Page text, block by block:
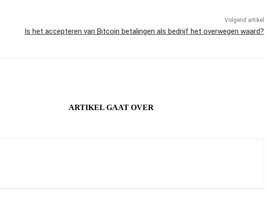
Volgend artikel
Is het accepteren van Bitcoin betalingen als bedrijf het overwegen waard?
ARTIKEL GAAT OVER